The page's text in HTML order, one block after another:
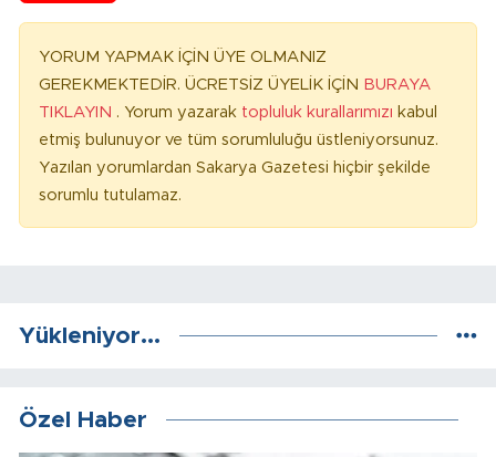
YORUM YAPMAK İÇİN ÜYE OLMANIZ
GEREKMEKTEDİR. ÜCRETSİZ ÜYELİK İÇİN BURAYA
TIKLAYIN . Yorum yazarak topluluk kurallarımızı kabul
etmiş bulunuyor ve tüm sorumluluğu üstleniyorsunuz.
Yazılan yorumlardan Sakarya Gazetesi hiçbir şekilde
sorumlu tutulamaz.
Yükleniyor...
Özel Haber